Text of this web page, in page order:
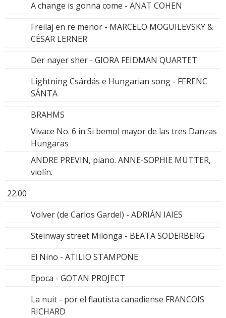
A change is gonna come - ANAT COHEN
Freilaj en re menor - MARCELO MOGUILEVSKY &
CÉSAR LERNER
Der nayer sher - GIORA FEIDMAN QUARTET
Lightning Csárdás e Hungarian song - FERENC
SÁNTA
BRAHMS
Vivace No. 6 in Si bemol mayor de las tres Danzas
Hungaras
ANDRE PREVIN, piano. ANNE-SOPHIE MUTTER,
violín.
22.00
Volver (de Carlos Gardel) - ADRIÁN IAIES
Steinway street Milonga - BEATA SODERBERG
El Nino - ATILIO STAMPONE
Epoca - GOTAN PROJECT
La nuit - por el flautista canadiense FRANCOIS
RICHARD